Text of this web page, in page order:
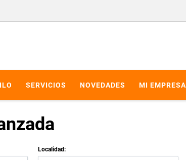
SERVICIOS NOVEDADES MI EMPRESA
Localidad: